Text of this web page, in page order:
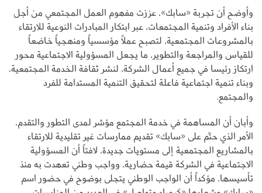
وأوضح أن تجربة «سابك»، عززت مفهوم العمل المجتمعي من أجل
بناء الأفراد وتنمية المجتمعات، عبر ابتكار المبادرات النوعية للارتقاء
بالمشروعات المجتمعية، لتصبح عملاً مؤسسياً ومنهجياً خاضعاً
للقياس والمراجعة والتطوير، ما يجعل المسؤولية الاجتماعية محور
ارتكاز رئيسا في جميع أعمال الشركة، لنشر ثقافة الخدمة المجتمعية،
وبناء تنمية اجتماعية فاعلة لتحقيق التنمية المستدامة للفرد
والمجتمع.
وأبان أن المساهمة في خدمة المجتمع مؤشر لمدى التطور والتقدم،
الأمر الذي حتّم على «سابك» تقديم ممارسات غير تقليدية للارتقاء
بالمشاريع المجتمعية إلى مستويات جديدة، لافتاً أن المسؤولية
الاجتماعية في الشركة قيمة حضارية، وواجب وطني تعهدت به منذ
تأسيسها، مؤكداً أن الواجب الوطني يتجلى بوضوح في حضور اسم